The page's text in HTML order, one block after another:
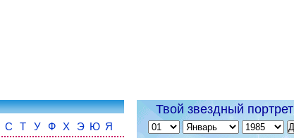
С Т У Ф Х Э Ю Я
Твой звездный портрет